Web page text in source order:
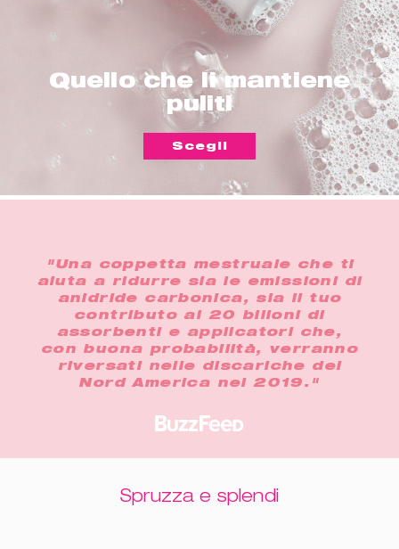
Quello che li mantiene
puliti
Scegli
"Una coppetta mestruale che ti
aiuta a ridurre sia le emissioni di
anidride carbonica, sia il tuo
contributo ai 20 bilioni di
assorbenti e applicatori che,
con buona probabilità, verranno
riversati nelle discariche del
Nord America nel 2019."
Spruzza e splendi